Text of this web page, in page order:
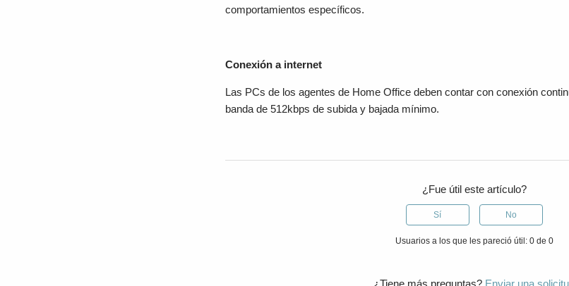
comportamientos específicos.
Conexión a internet
Las PCs de los agentes de Home Office deben contar con conexión
banda de 512kbps de subida y bajada mínimo.
¿Fue útil este artículo?
Sí No
Usuarios a los que les pareció útil: 0 de 0